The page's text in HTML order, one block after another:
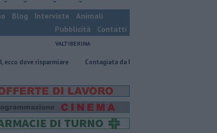
Blog Interviste
Animali
Pubblicità
Contatti
VALTIBERINA
Contagiata da legionella, non ce l'ha fatta